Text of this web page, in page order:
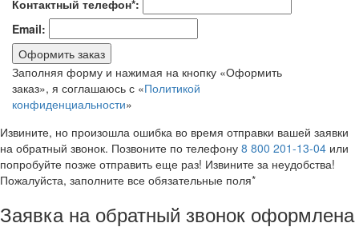
Контактный телефон*:
Email:
Оформить заказ
Заполняя форму и нажимая на кнопку «Оформить
заказ», я соглашаюсь с «Политикой
конфиденциальности»
Извините, но произошла ошибка во время отправки вашей заявки
на обратный звонок. Позвоните по телефону 8 800 201-13-04 или
попробуйте позже отправить еще раз! Извините за неудобства!
Пожалуйста, заполните все обязательные поля*
Заявка на обратный звонок оформлена